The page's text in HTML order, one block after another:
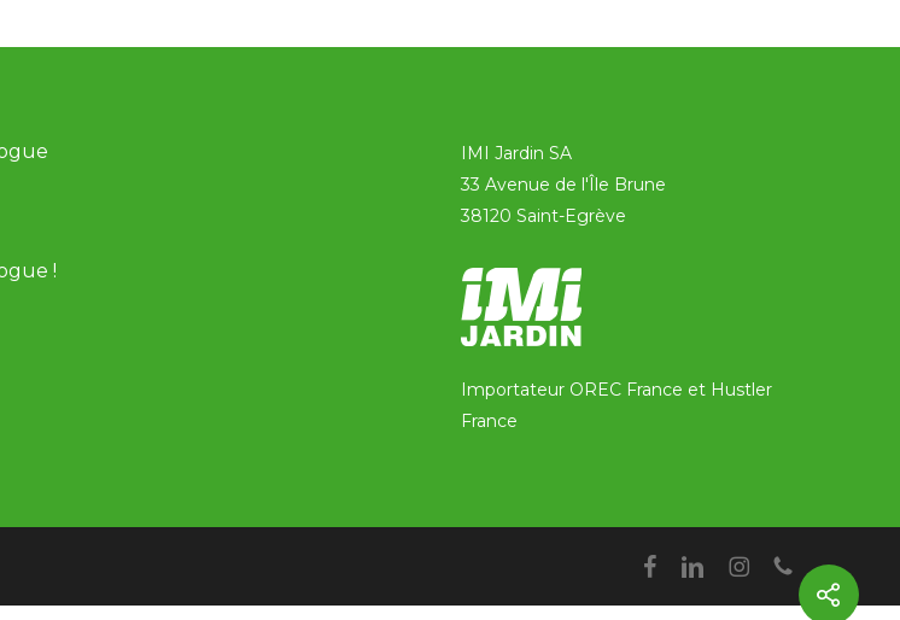
Share
!
IMI Jardin SA
33 Avenue de l'Île Brune
38120 Saint-Egrève
Importateur OREC France et Hustler
France
facebooklinkedininstagramphone